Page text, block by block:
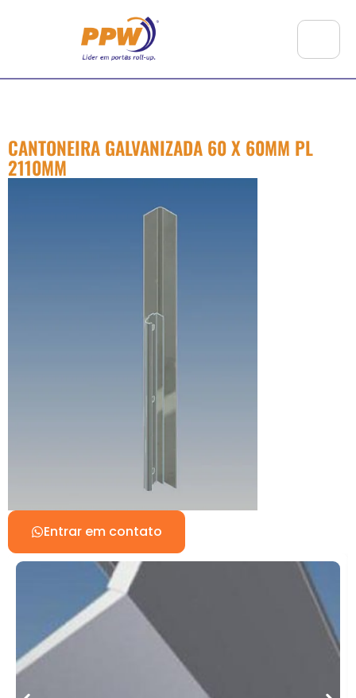
CANTONEIRA GALVANIZADA 60 X 60MM PL
2110MM
Entrar em contato